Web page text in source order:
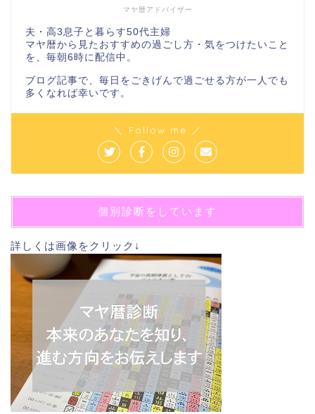
マヤ暦アドバイザー
夫・高3息子と暮らす50代主婦
マヤ暦から見たおすすめの過ごし方・気をつけたいこと
を、毎朝6時に配信中。
ブログ記事で、毎日をごきげんで過ごせる方が一人でも
多くなれば幸いです。
＼ Follow me ／
個別診断をしています
詳しくは画像をクリック↓